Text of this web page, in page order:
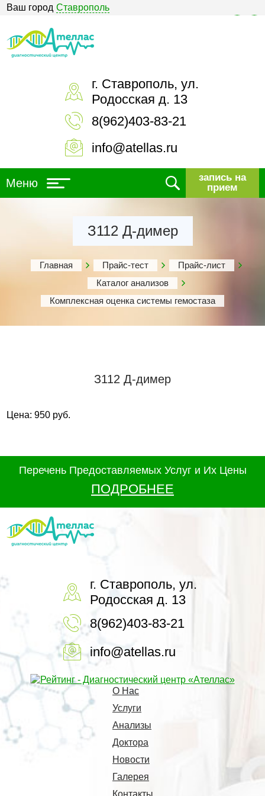
Ваш город Ставрополь
г. Ставрополь, ул.
Родосская д. 13
8(962)403-83-21
info@atellas.ru
Меню
запись на
прием
З112 Д-димер
Главная Прайс-тест
Прайс-лист
Каталог анализов
Комплексная оценка системы гемостаза
З112 Д-димер
Цена: 950 руб.
Перечень Предоставляемых Услуг и Их Цены
ПОДРОБНЕЕ
г. Ставрополь, ул.
Родосская д. 13
8(962)403-83-21
info@atellas.ru
О Нас
Услуги
Анализы
Доктора
Новости
Галерея
Контакты